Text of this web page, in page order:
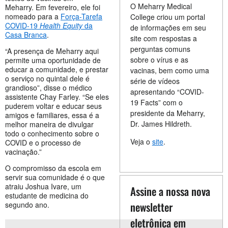
O Meharry Medical
College criou um portal
de informações em seu
site com respostas a
perguntas comuns
sobre o vírus e as
vacinas, bem como uma
série de vídeos
apresentando “COVID-
19 Facts” com o
presidente da Meharry,
Dr. James Hildreth.
Veja o site.
Assine a nossa nova
newsletter
eletrônica em
Meharry. Em fevereiro, ele foi
nomeado para a Força-Tarefa
COVID-19 Health Equityda
Casa Branca.
“A presença de Meharry aqui
permite uma oportunidade de
educar a comunidade, e prestar
o serviço no quintal dele é
grandioso”, disse o médico
assistente Chay Farley. “Se eles
puderem voltar e educar seus
amigos e familiares, essa é a
melhor maneira de divulgar
todo o conhecimento sobre o
COVID e o processo de
vacinação.”
O compromisso da escola em
servir sua comunidade é o que
atraiu Joshua Ivare, um
estudante de medicina do
segundo ano.